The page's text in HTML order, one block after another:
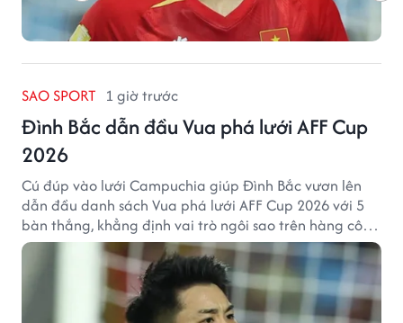
SAO SPORT 1 giờ trước
Đình Bắc dẫn đầu Vua phá lưới AFF Cup
2026
Cú đúp vào lưới Campuchia giúp Đình Bắc vươn lên
dẫn đầu danh sách Vua phá lưới AFF Cup 2026 với 5
bàn thắng, khẳng định vai trò ngôi sao trên hàng công
tuyển Việt Nam.